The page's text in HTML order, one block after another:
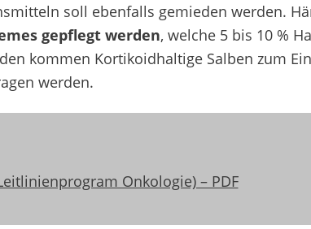
soll ebenfalls gemieden werden.
gepflegt werden, welche 5 bis 10 %
kommen Kortikoidhaltige Salben zum
werden.
Onkologie) – PDF